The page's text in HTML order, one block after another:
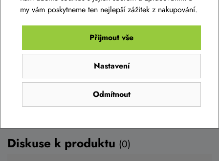
790 Kč
Skladem na prodejně
110-116,122-128,134-140,146-152
Diskuse k produktu (0)
my vám poskytneme ten nejlepší zážitek z nakupování.
Odmítnout
Nastavení
Přijmout vše